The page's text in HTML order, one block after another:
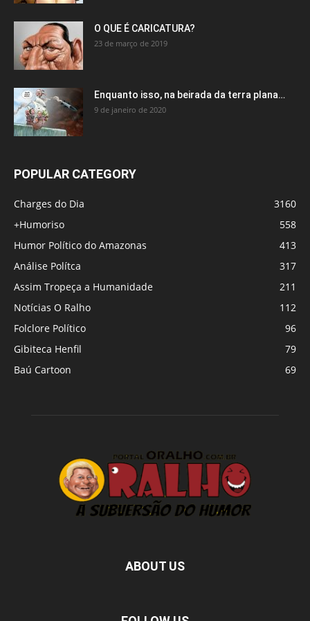
O QUE É CARICATURA?
23 de março de 2019
Enquanto isso, na beirada da terra plana…
9 de janeiro de 2020
POPULAR CATEGORY
Charges do Dia
3160
+Humoriso
558
Humor Político do Amazonas
413
Análise Polítca
317
Assim Tropeça a Humanidade
211
Notícias O Ralho
112
Folclore Político
96
Gibiteca Henfil
79
Baú Cartoon
69
ABOUT US